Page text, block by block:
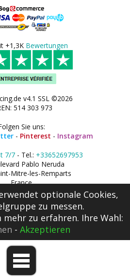
+1,3K Bewertungen
v4.1 SSL ©2026
514 303 973
Sie uns:
- Pinterest - Instagram
7/7- Tel.: +33652697953
Pablo Neruda
Mitre-les-Remparts
France
optionale Cookies,
zu messen.
mehr zu erfahren. Ihre Wahl:
- Akzeptieren